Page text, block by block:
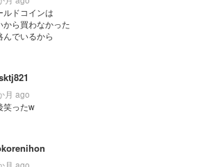
ルドコインは
から買わなかった
んでいるから
月 ago
笑ったw
月 ago